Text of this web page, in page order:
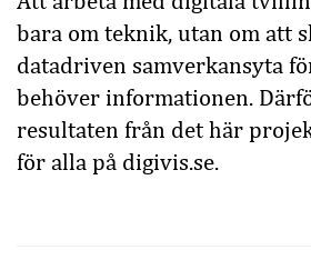
bara om teknik, utan om att
datadriven samverkansyta
behöver informationen.
resultaten från det här
för alla på digivis.se.